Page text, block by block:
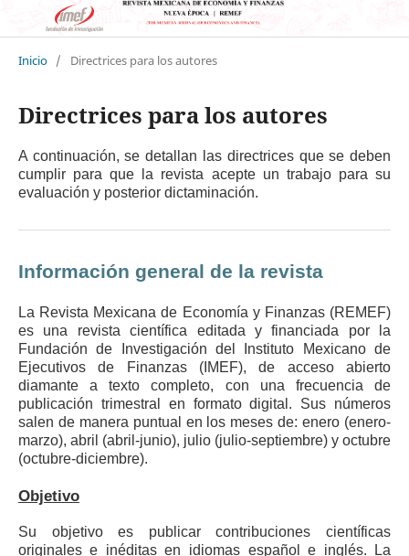
Inicio / Directrices para los autores
Directrices para los autores
A continuación, se detallan las directrices que se deben
cumplir para que la revista acepte un trabajo para su
evaluación y posterior dictaminación.
Información general de la revista
La Revista Mexicana de Economía y Finanzas (REMEF)
es una revista científica editada y financiada por la
Fundación de Investigación del Instituto Mexicano de
Ejecutivos de Finanzas (IMEF), de acceso abierto
diamante a texto completo, con una frecuencia de
publicación trimestral en formato digital. Sus números
salen de manera puntual en los meses de: enero (enero-
marzo), abril (abril-junio), julio (julio-septiembre) y octubre
(octubre-diciembre).
Objetivo
Su objetivo es publicar contribuciones científicas
originales e inéditas en idiomas español e inglés. La